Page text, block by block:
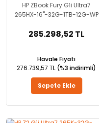
HP ZBook Fury G1i Ultra7
265HX-16''-32G-1TB-12G-WP
285.298,52 TL
Havale Fiyatı
276.739,57 TL (%3 indirimli)
Sepete Ekle